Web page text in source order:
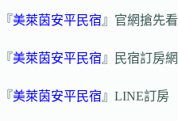
『美萊茵安平民宿』官網搶先看
『美萊茵安平民宿』民宿訂房網
『美萊茵安平民宿』LINE訂房